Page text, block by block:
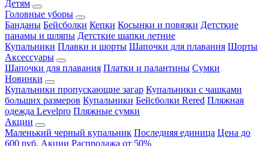
Детям
Головные уборы
Банданы Бейсболки Кепки Косынки и повязки Детсткие
панамы и шляпы Детсткие шапки летние
Купальники Плавки и шорты Шапочки для плавания Шорты
Аксессуары
Шапочки для плавания Платки и палантины Сумки
Новинки
Купальники пропускающие загар Купальники с чашками
больших размеров Купальники Бейсболки Rered Пляжная
одежда Levelpro Пляжные сумки
Акции
Маленький черный купальник Последняя единица Цена до
600 руб. Акции Распродажа от 50%